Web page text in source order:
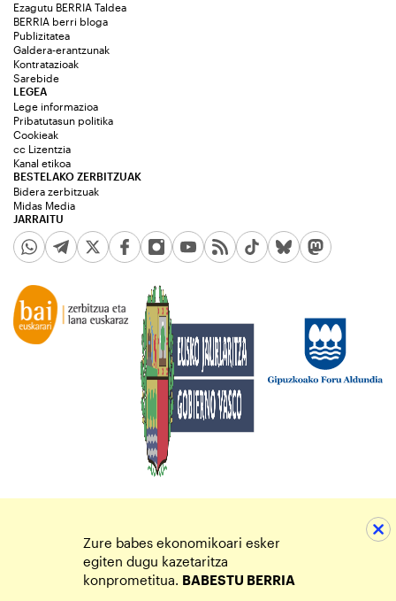
Ezagutu BERRIA Taldea
BERRIA berri bloga
Publizitatea
Galdera-erantzunak
Kontratazioak
Sarebide
JARRAITU
LEGEA
Lege informazioa
Pribatutasun politika
Cookieak
cc Lizentzia
Kanal etikoa
BESTELAKO ZERBITZUAK
Bidera zerbitzuak
Midas Media
Zure babes ekonomikoari esker
egiten dugu kazetaritza
konprometitua. BABESTU BERRIA